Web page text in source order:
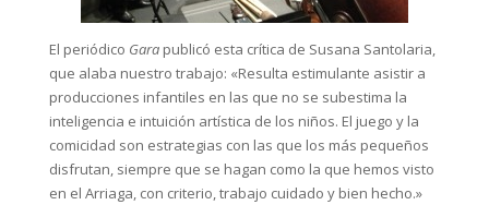
El periódico Garapublicó esta crítica de Susana Santolaria,
que alaba nuestro trabajo: «Resulta estimulante asistir a
producciones infantiles en las que no se subestima la
inteligencia e intuición artística de los niños. El juego y la
comicidad son estrategias con las que los más pequeños
disfrutan, siempre que se hagan como la que hemos visto
en el Arriaga, con criterio, trabajo cuidado y bien hecho.»